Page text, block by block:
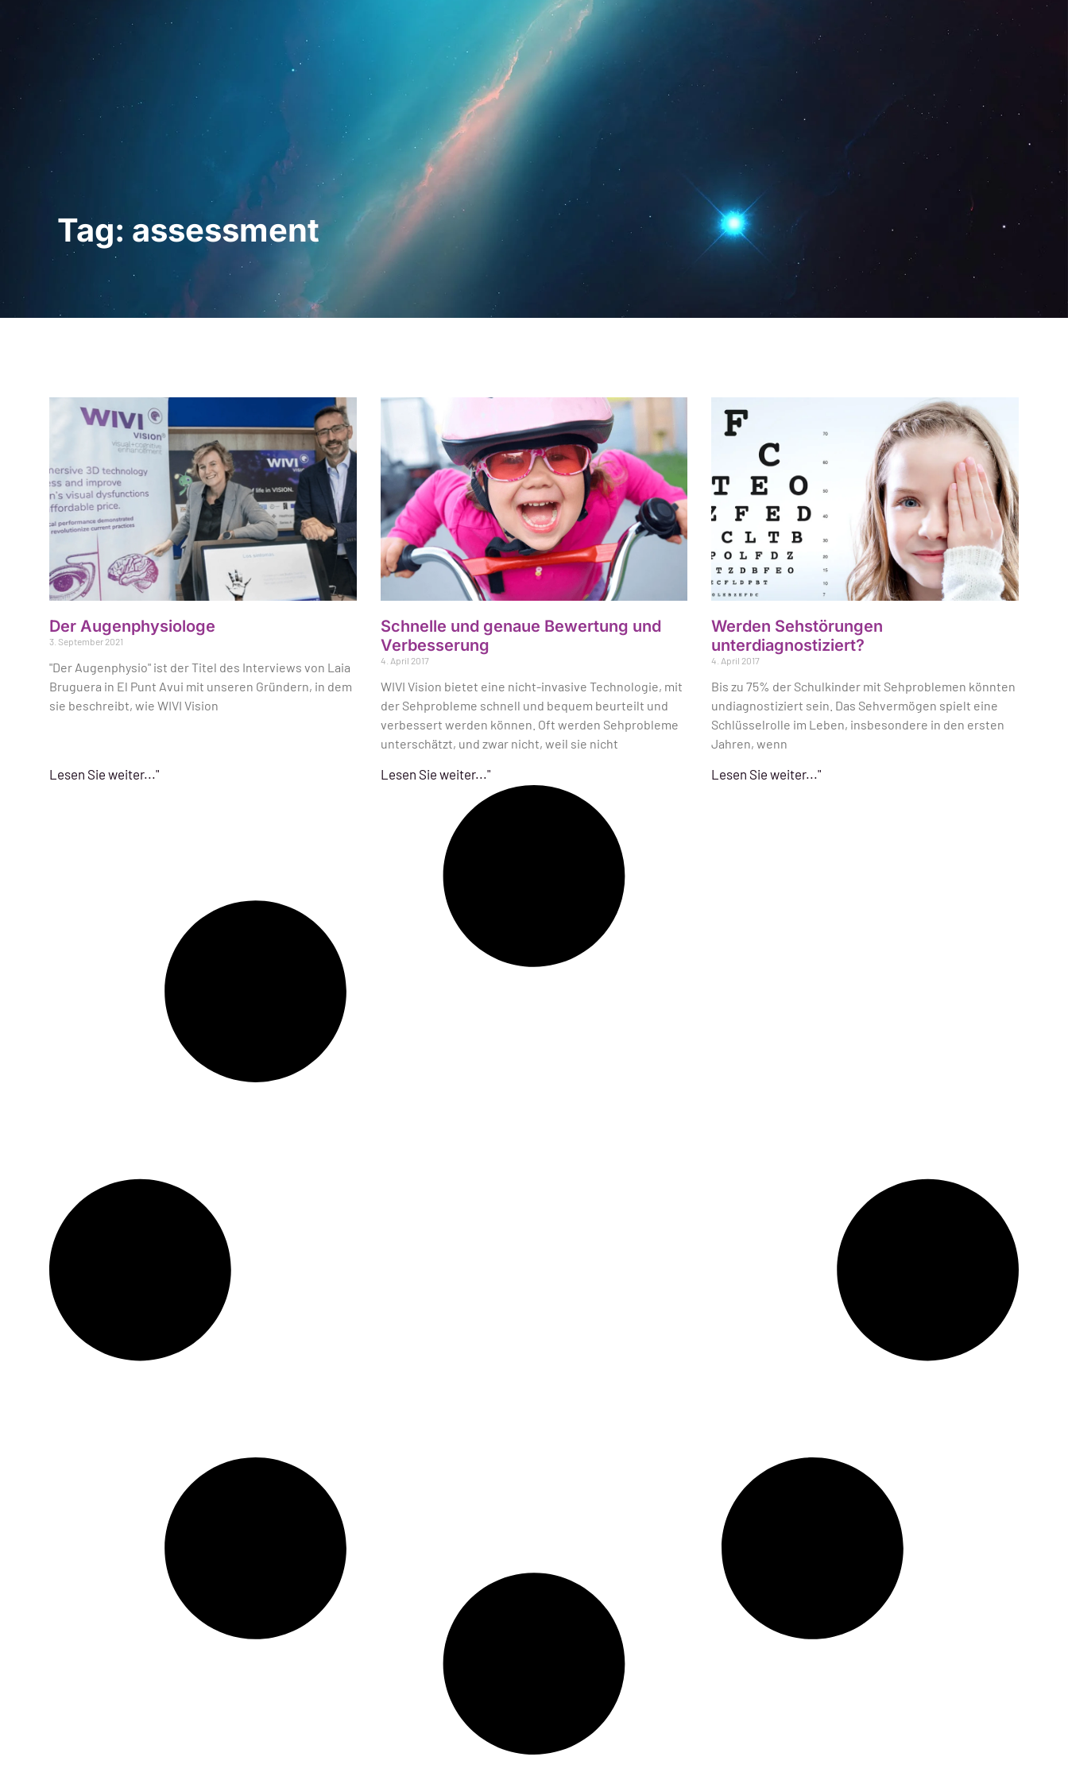
Startseite Für Fachleute Für Patienten Nachrichten
Tag: assessment
Der Augenphysiologe
3. September 2021
"Der Augenphysio" ist der Titel des Interviews von Laia
Bruguera in El Punt Avui mit unseren Gründern, in dem
sie beschreibt, wie WIVI Vision
Lesen Sie weiter..."
Schnelle und genaue Bewertung und
Verbesserung
4. April 2017
WIVI Vision bietet eine nicht-invasive Technologie, mit
der Sehprobleme schnell und bequem beurteilt und
verbessert werden können. Oft werden Sehprobleme
unterschätzt, und zwar nicht, weil sie nicht
Lesen Sie weiter..."
Werden Sehstörungen
unterdiagnostiziert?
4. April 2017
Bis zu 75% der Schulkinder mit Sehproblemen könnten
undiagnostiziert sein. Das Sehvermögen spielt eine
Schlüsselrolle im Leben, insbesondere in den ersten
Jahren, wenn
Lesen Sie weiter..."